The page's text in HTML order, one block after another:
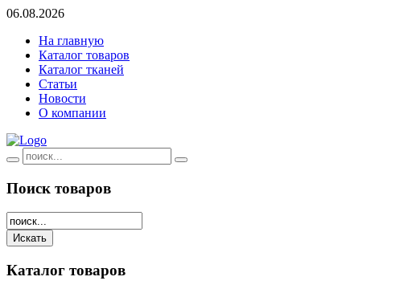
06.08.2026
На главную
Каталог товаров
Каталог тканей
Статьи
Новости
О компании
Поиск товаров
Каталог товаров